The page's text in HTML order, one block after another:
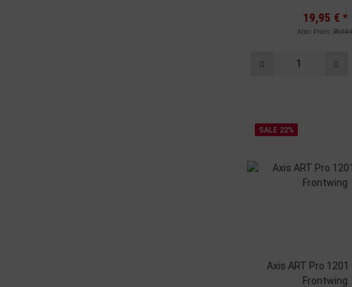
19,95 € *
Alter Preis: 39,95
SALE 22%
Axis ART Pro 1201
Frontwing